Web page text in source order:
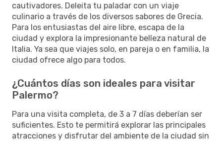
cautivadores. Deleita tu paladar con un viaje
culinario a través de los diversos sabores de Grecia.
Para los entusiastas del aire libre, escapa de la
ciudad y explora la impresionante belleza natural de
Italia. Ya sea que viajes solo, en pareja o en familia, la
ciudad ofrece algo para todos.
¿Cuántos días son ideales para visitar
Palermo?
Para una visita completa, de 3 a 7 días deberían ser
suficientes. Esto te permitirá explorar las principales
atracciones y disfrutar del ambiente de la ciudad sin